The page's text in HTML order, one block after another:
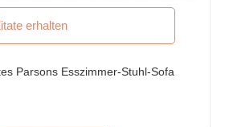
erhalten
Parsons Esszimmer-Stuhl-Sofa